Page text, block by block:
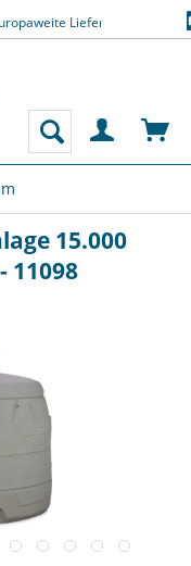
auf Rechnung
15.000
11098